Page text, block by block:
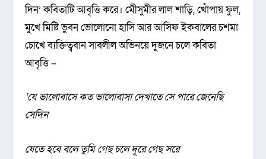
দিন’ কবিতাটি আবৃত্তি করে। মেীসুমীর লাল শাড়ি, খোঁপায় ফুল,
মুখে মিষ্টি ভুবন ভোলোনো হাসি আর আসিফ ইকবালের চশমা
চোখে ব্যক্তিত্ববান সাবলীল অভিনয়ে দুজনে চলে কবিতা
আবৃত্তি –
‘যে ভালোবাসে কত ভালোবাসা দেখাতে সে পারে জেনেছি
সেদিন
যেতে হবে বলে তুমি গেছ চলে দূরে গেছ সরে